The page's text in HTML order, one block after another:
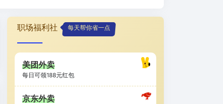
职场福利社 每天帮你省一点
美团外卖
每日可领188元红包
京东外卖